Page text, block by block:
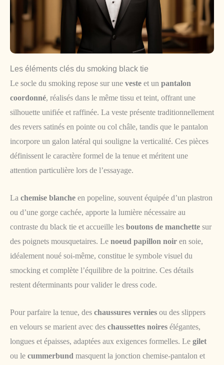
Les éléments clés du smoking black tie
Le socle du smoking repose sur une veste et un pantalon
coordonné, réalisés dans le même tissu et teint, offrant une
silhouette unifiée et raffinée. La veste présente traditionnellement
des revers satinés en pointe ou col châle, tandis que le pantalon
incorpore un galon latéral qui souligne la verticalité. Ces pièces
définissent le caractère formel de la tenue et méritent une
attention particulière lors de l’essayage.
La chemise blanche en popeline, souvent équipée d’un plastron
ou d’une gorge cachée, apporte la lumière nécessaire au
contraste du black tie et accueille les boutons de manchette sur
des poignets mousquetaires. Le noeud papillon noir en soie,
idéalement noué soi-même, constitue le symbole visuel du
smocking et complète l’équilibre de la poitrine. Ces détails
restent déterminants pour valider le dress code.
Pour parfaire la tenue, des chaussures vernies ou des slippers
en velours se marient avec des chaussettes noires élégantes,
longues et épaisses, adaptées aux exigences formelles. Le gilet
ou le cummerbund masquent la jonction chemise-pantalon et